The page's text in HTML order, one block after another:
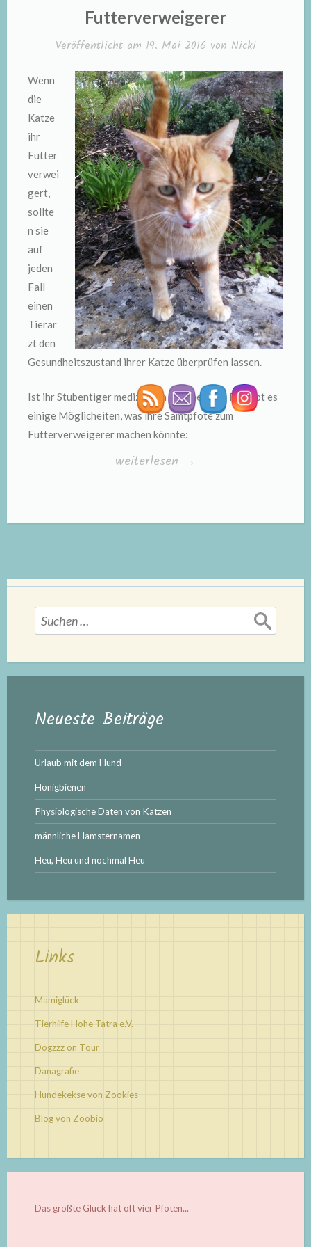
Futterverweigerer
Veröffentlicht am 19. Mai 2016 von Nicki
Wenn
die
Katze
ihr
Futter
verwei
gert,
sollte
n sie
auf
jeden
Fall
einen
Tierar
zt den
Gesundheitszustand ihrer Katze überprüfen lassen.
Ist ihr Stubentiger medizinisch gesehen Top Fit, gibt es
einige Möglicheiten, was ihre Samtpfote zum
Futterverweigerer machen könnte:
„Futterverweigerer“
weiterlesen →
Suchen
nach:
Neueste Beiträge
Urlaub mit dem Hund
Honigbienen
Physiologische Daten von Katzen
männliche Hamsternamen
Heu, Heu und nochmal Heu
Links
Mamiglück
Tierhilfe Hohe Tatra e.V.
Dogzzz on Tour
Danagrafie
Hundekekse von Zookies
Blog von Zoobio
Das größte Glück hat oft vier Pfoten...